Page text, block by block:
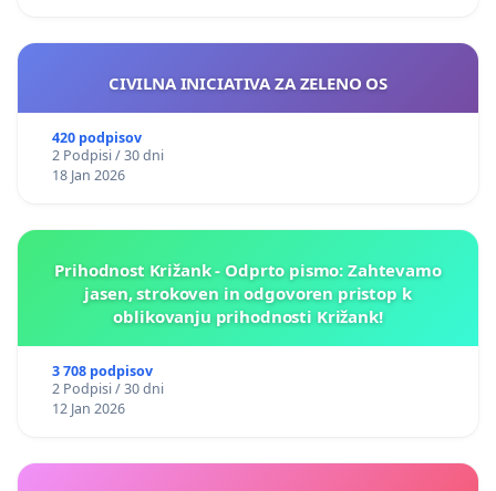
CIVILNA INICIATIVA ZA ZELENO OS
420 podpisov
2 Podpisi / 30 dni
18 Jan 2026
Prihodnost Križank - Odprto pismo: Zahtevamo
jasen, strokoven in odgovoren pristop k
oblikovanju prihodnosti Križank!
3 708 podpisov
2 Podpisi / 30 dni
12 Jan 2026